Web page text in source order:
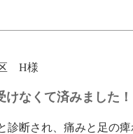
H様
けなくて済みました！
診断され、痛みと足の